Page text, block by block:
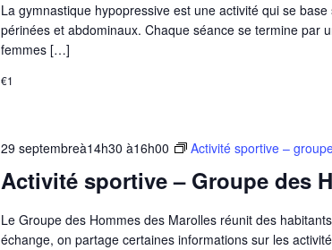
Gymnastique
hypopressive
La gymnastique hypopressive est une activité qui se
périnées et abdominaux. Chaque séance se termine par
femmes […]
€1
Activité sportive – Groupe des
29 septembreà14h30 à16h00 Activité sportive –
Le Groupe des Hommes des Marolles réunit des
échange, on partage certaines informations sur les